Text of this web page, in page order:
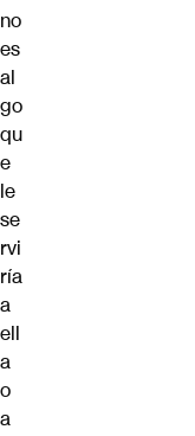
no
es
al
go
qu
e
le
se
rvi
ría
a
ell
a
o
a